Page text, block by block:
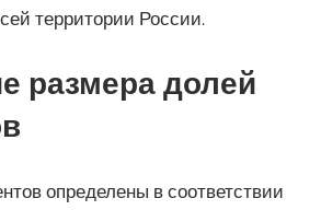
территории России.
размера долей
определены в соответствии